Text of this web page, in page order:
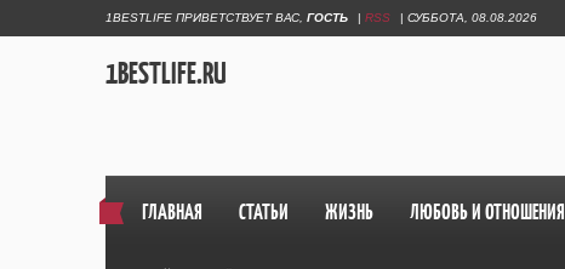
1BESTLIFE ПРИВЕТСТВУЕТ ВАС ГОСТЬ | RSS | СУББОТА, 08.08.2026
1BESTLIFE.RU
ГЛАВНАЯ СТАТЬИ ЖИЗНЬ ЛЮБОВЬ И ОТНОШЕНИЯ